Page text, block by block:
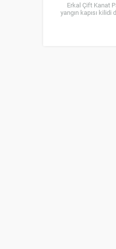
Erkal Çift Kanat
yangın kapısı